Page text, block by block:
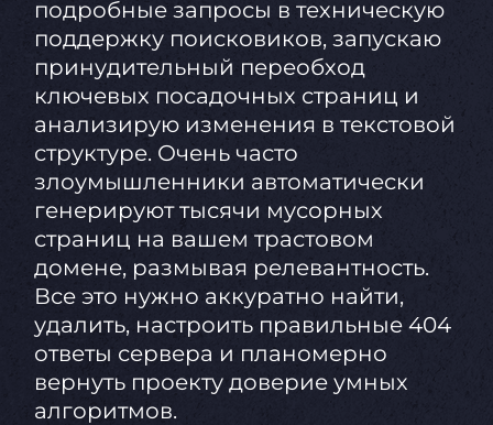
подробные запросы в техническую
поддержку поисковиков, запускаю
принудительный переобход
ключевых посадочных страниц и
анализирую изменения в текстовой
структуре. Очень часто
злоумышленники автоматически
генерируют тысячи мусорных
страниц на вашем трастовом
домене, размывая релевантность.
Все это нужно аккуратно найти,
удалить, настроить правильные 404
ответы сервера и планомерно
вернуть проекту доверие умных
алгоритмов.